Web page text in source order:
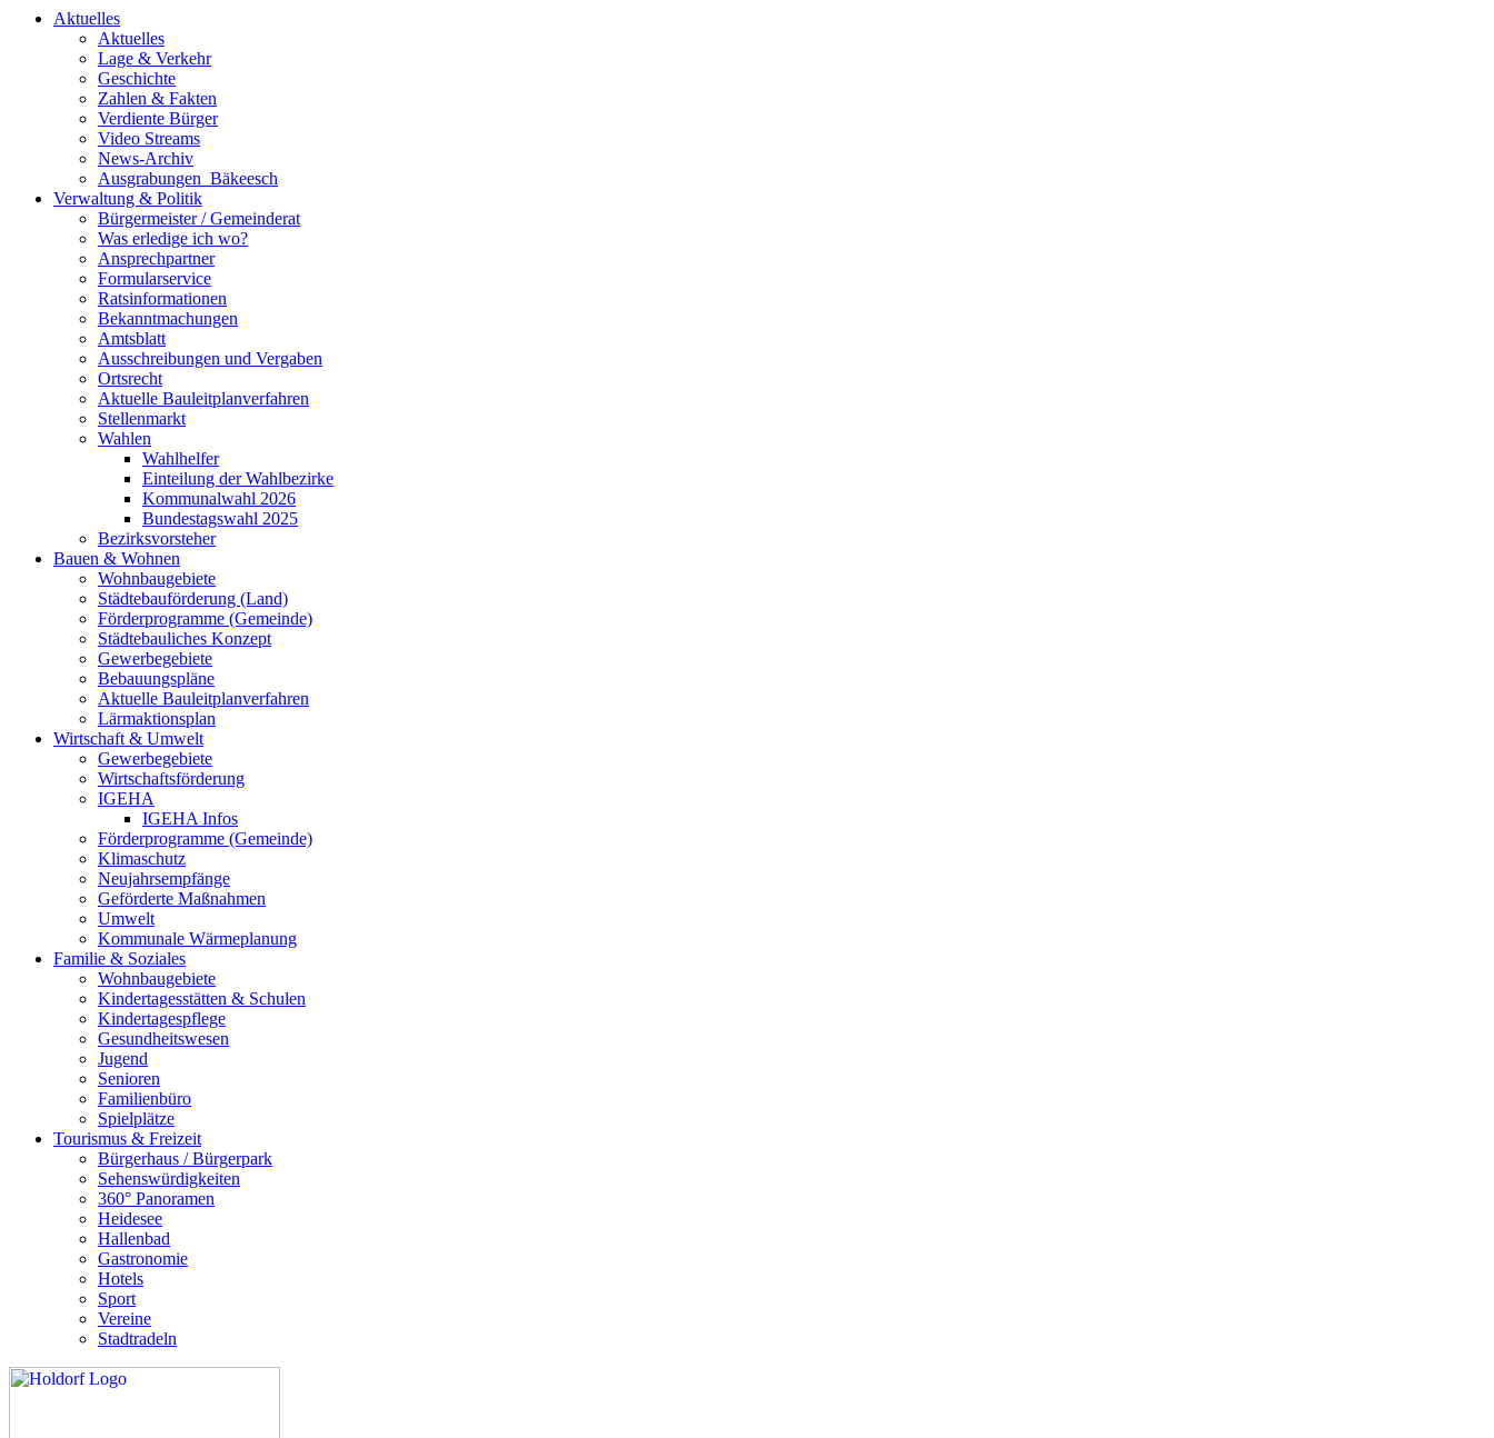
Aktuelles
Aktuelles
Lage & Verkehr
Geschichte
Zahlen & Fakten
Verdiente Bürger
Video Streams
News-Archiv
Ausgrabungen_Bäkeesch
Verwaltung & Politik
Bürgermeister / Gemeinderat
Was erledige ich wo?
Ansprechpartner
Formularservice
Ratsinformationen
Bekanntmachungen
Amtsblatt
Ausschreibungen und Vergaben
Ortsrecht
Aktuelle Bauleitplanverfahren
Stellenmarkt
Wahlen
Wahlhelfer
Einteilung der Wahlbezirke
Kommunalwahl 2026
Bundestagswahl 2025
Bezirksvorsteher
Bauen & Wohnen
Wohnbaugebiete
Städtebauförderung (Land)
Förderprogramme (Gemeinde)
Städtebauliches Konzept
Gewerbegebiete
Bebauungspläne
Aktuelle Bauleitplanverfahren
Lärmaktionsplan
Wirtschaft & Umwelt
Gewerbegebiete
Wirtschaftsförderung
IGEHA
IGEHA Infos
Förderprogramme (Gemeinde)
Klimaschutz
Neujahrsempfänge
Geförderte Maßnahmen
Umwelt
Kommunale Wärmeplanung
Familie & Soziales
Wohnbaugebiete
Kindertagesstätten & Schulen
Kindertagespflege
Gesundheitswesen
Jugend
Senioren
Familienbüro
Spielplätze
Tourismus & Freizeit
Bürgerhaus / Bürgerpark
Sehenswürdigkeiten
360° Panoramen
Heidesee
Hallenbad
Gastronomie
Hotels
Sport
Vereine
Stadtradeln